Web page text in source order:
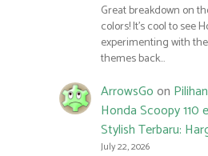
Great breakdown on
colors! It’s cool to see
experimenting with
themes back…
ArrowsGoon
Honda Scoopy 110
Stylish Terbaru:
July 22, 2026